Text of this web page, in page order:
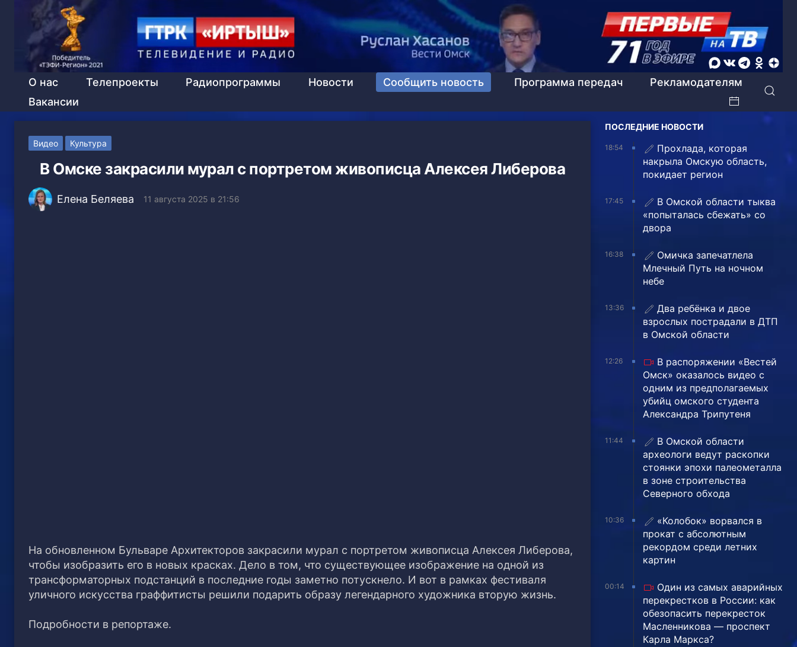
О нас Телепроекты Радиопрограммы Новости Сообщить новость Программа передач
Рекламодателям
Вакансии
Видео Культура
В Омске закрасили мурал с портретом живописца Алексея Либерова
Елена Беляева 11 августа 2025 в 21:56
На обновленном Бульваре Архитекторов закрасили мурал с портретом живописца Алексея Либерова,
чтобы изобразить его в новых красках. Дело в том, что существующее изображение на одной из
трансформаторных подстанций в последние годы заметно потускнело. И вот в рамках фестиваля
уличного искусства граффитисты решили подарить образу легендарного художника вторую жизнь.
Подробности в репортаже.
ПОСЛЕДНИЕ НОВОСТИ
18:54
Прохлада, которая
накрыла Омскую область,
покидает регион
17:45
В Омской области тыква
«попыталась сбежать» со
двора
16:38
Омичка запечатлела
Млечный Путь на ночном
небе
13:36
Два ребёнка и двое
взрослых пострадали в ДТП
в Омской области
12:26
В распоряжении «Вестей
Омск» оказалось видео с
одним из предполагаемых
убийц омского студента
Александра Трипутеня
11:44
В Омской области
археологи ведут раскопки
стоянки эпохи палеометалла
в зоне строительства
Северного обхода
10:36
«Колобок» ворвался в
прокат с абсолютным
рекордом среди летних
картин
00:14
Один из самых аварийных
перекрестков в России: как
обезопасить перекресток
Масленникова — проспект
Карла Маркса?